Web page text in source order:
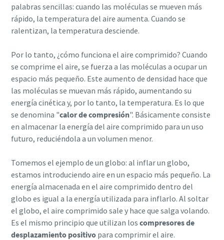
Todo lo que necesita saber sobre su proceso de
transporte neumático
neumático más eficiente.
Obtenga más información
palabras sencillas: cuando las moléculas se mueven más
rápido, la temperatura del aire aumenta. Cuando se
ralentizan, la temperatura desciende.
Por lo tanto, ¿cómo funciona el aire comprimido? Cuando
se comprime el aire, se fuerza a las moléculas a ocupar un
espacio más pequeño. Este aumento de densidad hace que
las moléculas se muevan más rápido, aumentando su
energía cinética y, por lo tanto, la temperatura. Es lo que
se denomina "calor de compresión". Básicamente consiste
en almacenar la energía del aire comprimido para un uso
futuro, reduciéndola a un volumen menor.
Tomemos el ejemplo de un globo: al inflar un globo,
estamos introduciendo aire en un espacio más pequeño. La
energía almacenada en el aire comprimido dentro del
globo es igual a la energía utilizada para inflarlo. Al soltar
el globo, el aire comprimido sale y hace que salga volando.
Es el mismo principio que utilizan los compresores de
desplazamiento positivopara comprimir el aire.